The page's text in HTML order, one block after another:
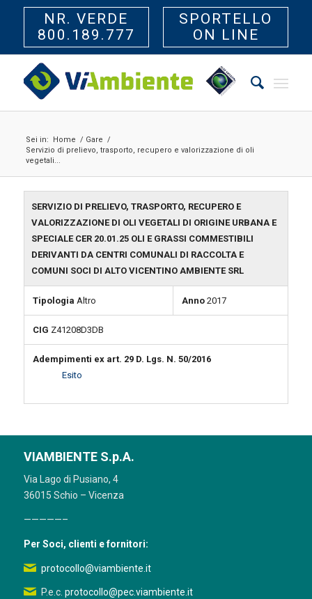
NR. VERDE
800.189.777
SPORTELLO
ON LINE
Sei in: Home / Gare /
Servizio di prelievo, trasporto, recupero e valorizzazione di oli
vegetali...
SERVIZIO DI PRELIEVO, TRASPORTO, RECUPERO E
VALORIZZAZIONE DI OLI VEGETALI DI ORIGINE URBANA E
SPECIALE CER 20.01.25 OLI E GRASSI COMMESTIBILI
DERIVANTI DA CENTRI COMUNALI DI RACCOLTA E
COMUNI SOCI DI ALTO VICENTINO AMBIENTE SRL
Tipologia Altro Anno2017
CIG Z41208D3DB
Adempimenti ex art. 29 D. Lgs. N. 50/2016
Esito
VIAMBIENTE S.p.A.
Via Lago di Pusiano, 4
36015 Schio – Vicenza
—————–
Per Soci, clienti e fornitori:
protocollo@viambiente.it
P.e.c. protocollo@pec.viambiente.it